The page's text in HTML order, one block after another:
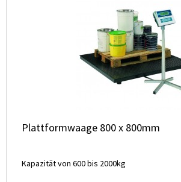
Plattformwaage 800 x 800mm
Kapazität von 600 bis 2000kg